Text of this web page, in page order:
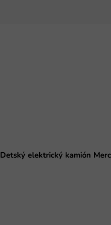
Detský elektrický kamión